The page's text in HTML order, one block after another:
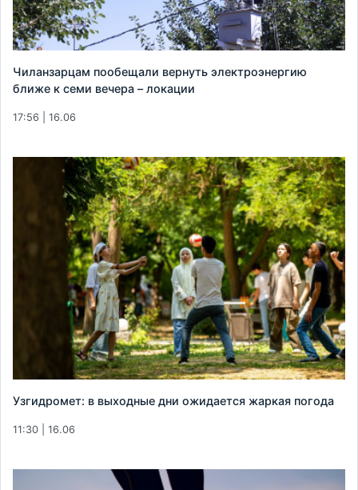
Чиланзарцам пообещали вернуть электроэнергию
ближе к семи вечера – локации
17:56 | 16.06
Узгидромет: в выходные дни ожидается жаркая погода
11:30 | 16.06